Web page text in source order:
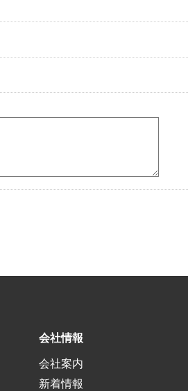
会社情報
会社案内
新着情報